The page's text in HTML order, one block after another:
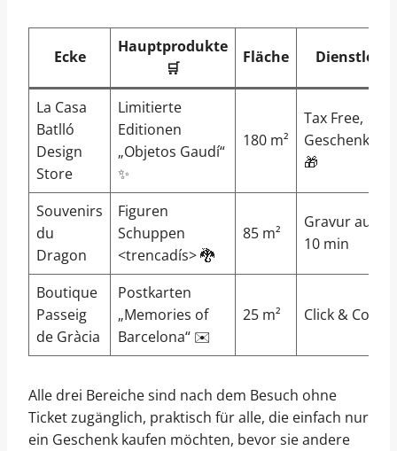
Ecke
Hauptprodukte
🛒
Fläche
La Casa
Batlló
Design
Store
Limitierte
Editionen
„Objetos Gaudí“
✨
180 m²
Tax Free,
🎁
Souvenirs
du
Dragon
Figuren
Schuppen
<trencadís> 🐉
85 m²
Gravur auf
10 min
Boutique
Passeig
de Gràcia
Postkarten
„Memories of
Barcelona“ ✉️
25 m² Click &
Alle drei Bereiche sind nach dem Besuch ohne
Ticket zugänglich, praktisch für alle, die einfach nur
ein Geschenk kaufen möchten, bevor sie andere